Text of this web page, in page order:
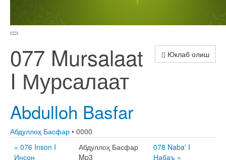
Юклаб олиш
077 Mursalaat
I Мурсалаат
Abdulloh Basfar
Абдуллоҳ Басфар • 0000
« 076 Inson I
Инсон
Абдуллоҳ Басфар
Mp3
078 Naba' I
Набаъ »